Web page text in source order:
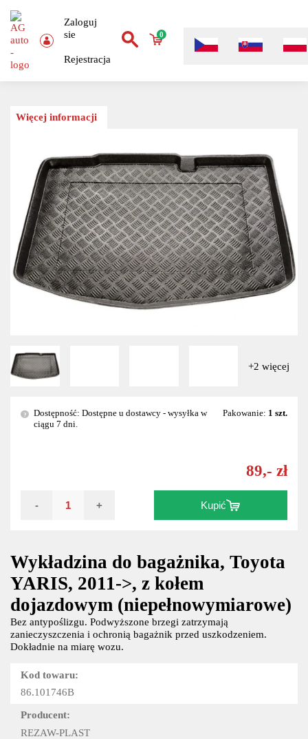
Zaloguj
sie
Rejestracja
0
Więcej informacji
+2 więcej
Wykładzina do bagażnika, Toyota
YARIS, 2011->, z kołem
dojazdowym (niepełnowymiarowe)
Bez antypoślizgu. Podwyższone brzegi zatrzymają
zanieczyszczenia i ochronią bagażnik przed uszkodzeniem.
Dokładnie na miarę wozu.
Kod towaru:
86.101746B
Producent:
REZAW-PLAST
?
Dostępność: Dostępne u dostawcy - wysyłka w
ciągu 7 dni.
Pakowanie: 1 szt.
89,- zł
- + Kupić